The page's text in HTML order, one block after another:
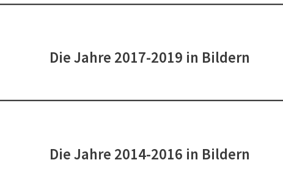
Die Jahre 2017-2019 in Bildern
Die Jahre 2014-2016 in Bildern